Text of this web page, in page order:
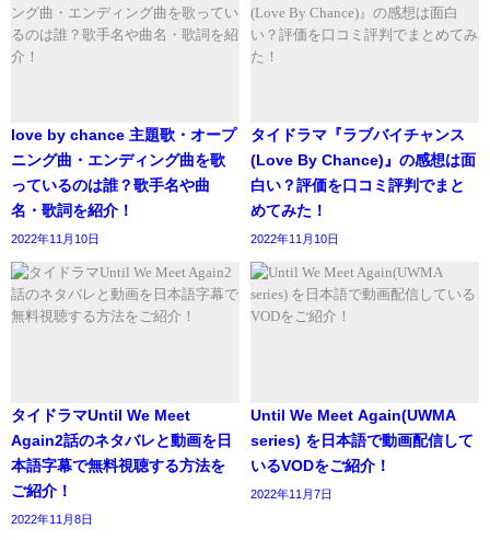
— yoshinon@情報管理LOG (@yoshinon)May 11,
みなさんもリモコンなどでU-NEXTのボタンを見たことあ
りませんか。
そもそもU-NEXTってなに？という声が聞こえてきそうな
のでご説明します！
簡単にいうとU-NEXTとは、有料の動画配信サービス のこ
とです。
ービスのことです！
でも有料なんでしょ？と思ったかたに朗報です！
実は、今なら31日間無料トライアルというのをしていま
love by chance 主題歌・オープ
ニング曲・エンディング曲を歌
っているのは誰？歌手名や曲
名・歌詞を紹介！
2022年11月10日
タイドラマ『ラブバイチャンス
(Love By Chance)』の感想は面
白い？評価を口コミ評判でまと
めてみた！
2022年11月10日
タイドラマUntil We Meet
Again2話のネタバレと動画を日
本語字幕で無料視聴する方法を
ご紹介！
2022年11月8日
Until We Meet Again(UWMA
series) を日本語で動画配信して
いるVODをご紹介！
2022年11月7日